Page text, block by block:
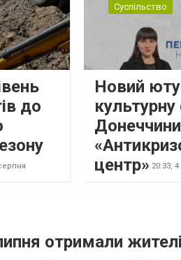
до
Суспільство
Новий
центр» 20:33, 4
отримали